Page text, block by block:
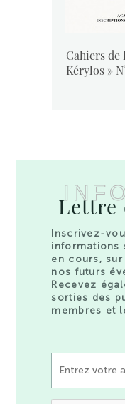
Cahiers de
Kérylos »
Lettre
Inscrivez-
informations
en cours, sur
nos futurs
Recevez
sorties des
membres et